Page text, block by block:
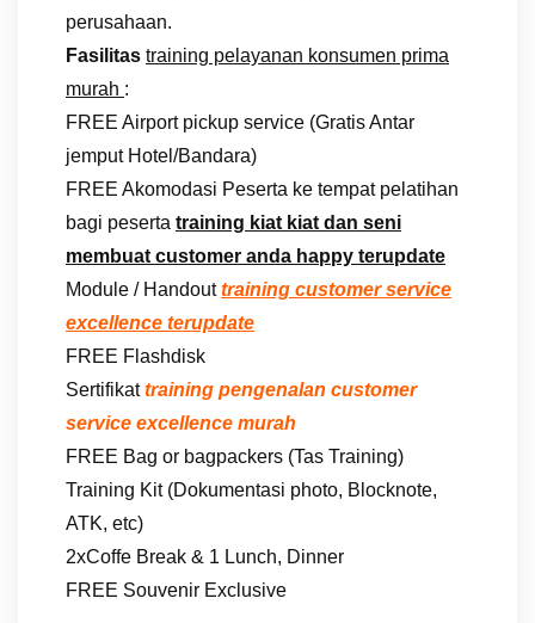
perusahaan.
Fasilitas training pelayanan konsumen prima
murah :
FREE Airport pickup service (Gratis Antar
jemput Hotel/Bandara)
FREE Akomodasi Peserta ke tempat pelatihan
bagi peserta training kiat kiat dan seni
membuat customer anda happy terupdate
Module / Handouttraining customer service
excellence terupdate
FREE Flashdisk
Sertifikattraining pengenalan customer
service excellence murah
FREE Bag or bagpackers (Tas Training)
Training Kit (Dokumentasi photo, Blocknote,
ATK, etc)
2xCoffe Break & 1 Lunch, Dinner
FREE Souvenir Exclusive